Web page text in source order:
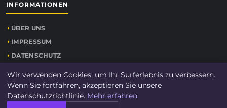
INFORMATIONEN
ÜBER UNS
IMPRESSUM
DATENSCHUTZ
Wir verwenden Cookies, um Ihr Surferlebnis zu verbessern.
Wenn Sie fortfahren, akzeptieren Sie unsere
Datenschutzrichtlinie. Mehr erfahren